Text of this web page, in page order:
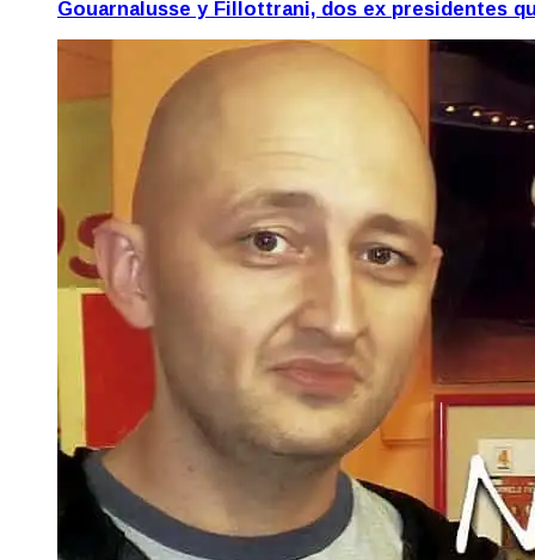
Gouarnalusse y Fillottrani, dos ex presidentes